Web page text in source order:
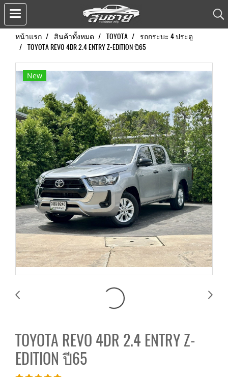
หน้าแรก สินค้าทั้งหมด TOYOTA
รถกระบะ 4 ประตู
TOYOTA REVO 4DR 2.4 ENTRY Z-EDITION ปี65
New
TOYOTA REVO 4DR 2.4 ENTRY Z-
EDITION ปี65